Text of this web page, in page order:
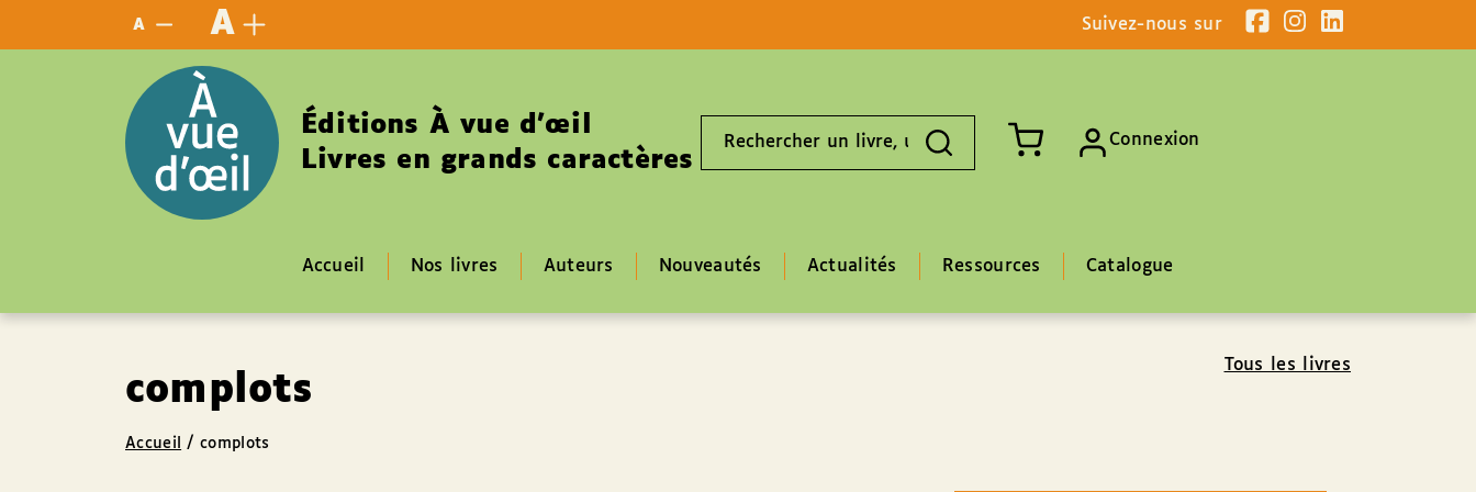
A A Suivez-nous sur
Éditions À vue d’œil
Livres en grands caractères livre,
Connexion
Accueil Nos livres Auteurs Nouveautés Actualités Ressources Catalogue
complots
Tous les livres
Accueil /complots
Panneau de gestion des cookies